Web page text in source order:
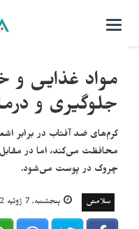
باز
بستن
مواد غذایی و
جلوگیری و
کرم‌های ضد آفتاب در برابر
محافظت می‌کند، اما در مقابل
چروک در پوست می‌شود.
سلامتی پنجشنبه, 7 ژوئیه 2022, 08:57